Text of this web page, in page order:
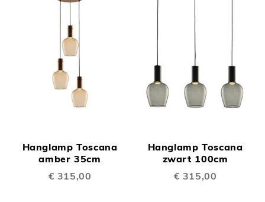
Hanglamp Toscana
amber 35cm
€ 315,00
Hanglamp Toscana
zwart 100cm
€ 315,00